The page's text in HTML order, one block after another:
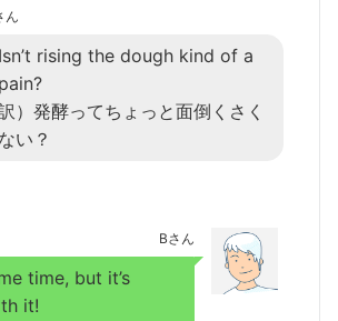
ん
Isn’t rising the dough kind of a
pain?
）発酵ってちょっと面倒くさく
ない？
Bさん
time, but it’s
it!